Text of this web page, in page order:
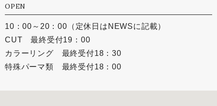
OPEN
10：00～20：00（定休日はNEWSに記載）
CUT 最終受付19：00
カラーリング 最終受付18：30
特殊パーマ類 最終受付18：00